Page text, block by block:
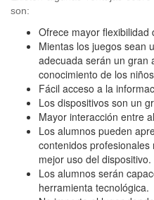
son:
Ofrece mayor flexibilidad
Mientas los juegos sean
adecuada serán un gran
conocimiento de los
Fácil acceso a la
Los dispositivos son un
Mayor interacción entre
Los alumnos pueden
contenidos
mejor uso del dispositivo.
Los alumnos serán
herramienta tecnológica.